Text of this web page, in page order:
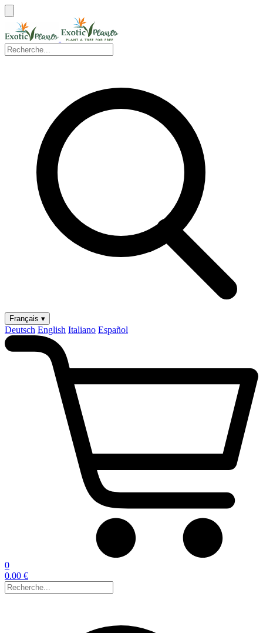
Français ▾
Deutsch English Italiano Español
0
0.00 €